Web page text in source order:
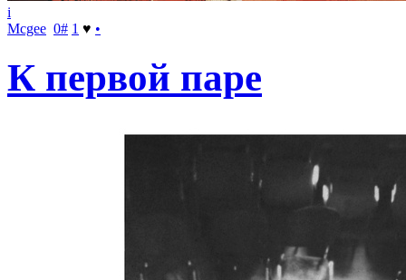
i
Mcgee 0# 1 ♥ •
К первой паре